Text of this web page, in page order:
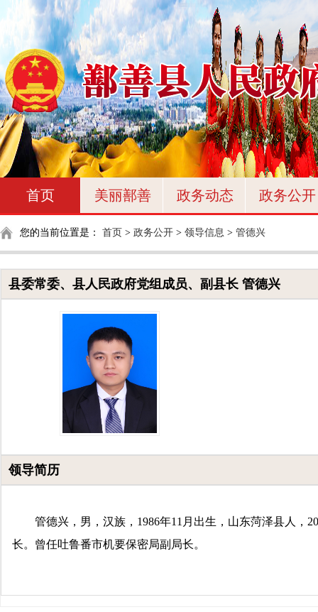
首页 美丽鄯善 政务动态 政务公开
您的当前位置是： 首页 > 政务公开 > 领导信息 > 管德兴
县委常委、县人民政府党组成员、副县长 管德兴
领导简历
管德兴，男，汉族， 1986年11月出生，山东菏泽县人，
长。 曾任吐鲁番市机要保密局副局长。